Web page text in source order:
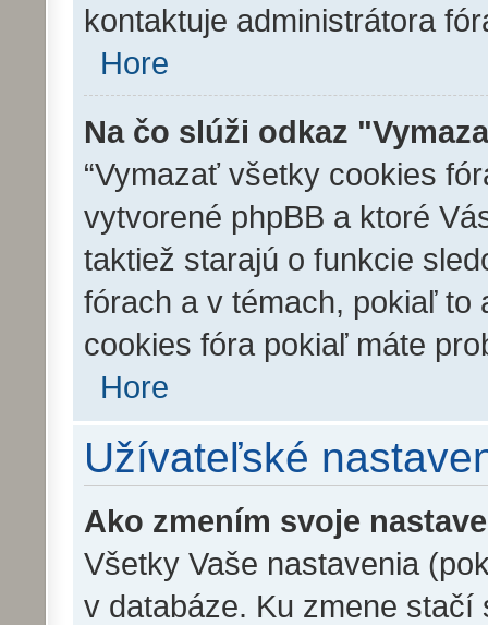
kontaktuje administrátora
Hore
Na čo slúži odkaz
“Vymazať všetky cookies
vytvorené phpBB a ktoré
taktiež starajú o funkcie
fórach a v témach, pokiaľ to
cookies fóra pokiaľ máte
Hore
Užívateľské
Ako zmením svoje
Všetky Vaše nastavenia
v databáze. Ku zmene